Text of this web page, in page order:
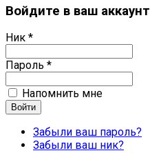
Войдите в ваш аккаунт
Ник *
Пароль *
Напомнить мне
Забыли ваш пароль?
Забыли ваш ник?